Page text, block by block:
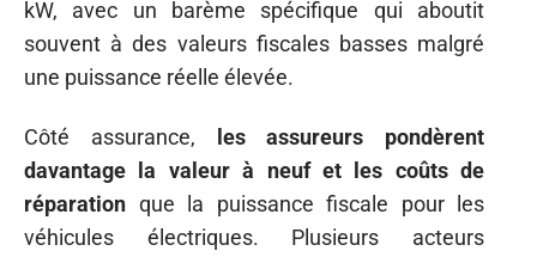
kW, avec un barème spécifique qui aboutit
souvent à des valeurs fiscales basses malgré
une puissance réelle élevée.
Côté assurance,
les assureurs pondèrent
davantage la valeur à neuf et les coûts de
réparation que la puissance fiscale pour les
véhicules électriques. Plusieurs acteurs